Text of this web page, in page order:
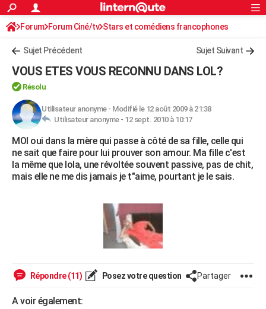
ACTUALITÉS
Politique
Société
Faits Divers
Education
Monde
Villes
+
Programme TV
TNTStreaming
Cinéma
Sorties cinéma
Musique
+FINANCE
Retraite
Impôts
Epargne
Immobilier
Risques naturels par ville
Banque
Assurance
Crédit
AUTO
Essais
Réserver un essai
Citadines
Berlines
SUV
Forum auto
Mobiles
Meilleur smartphone
Internet
Ordinateurs
Jeux vidéo
Guide high-tech
+BRICOLAGE
Forum
Aménagement intérieur
Extérieur
Cuisine
Salle de bains
Jardinage
Rangement
Destinations
City break
Voyage nature
Voyage de noces
Forum
Climat
PHOTO
GUIDES D'ACHAT
Rechercher
S'inscrire
Connexion
Forum Forum Ciné/tv Stars et comédiens francophones
Sujet Précédent Sujet Suivant
VOUS ETES VOUS RECONNU DANS LOL?
Résolu
Utilisateur anonyme- Modifié le 12 août 2009 à 21:38
Utilisateur anonyme - 12 sept. 2010 à 10:17
MOI oui dans la mère qui passe à côté de sa fille, celle qui
ne sait que faire pour lui prouver son amour. Ma fille c'est
la même que lola, une révoltée souvent passive, pas de chit,
mais elle ne me dis jamais je t"aime, pourtant je le sais.
Répondre (11) Posez votre question Partager
A voir également: